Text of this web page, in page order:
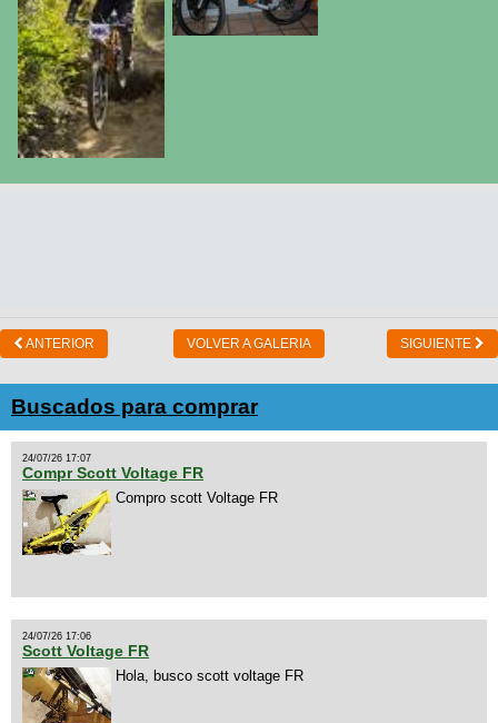
ANTERIOR VOLVER A GALERIA SIGUIENTE
Buscados para comprar
24/07/26 17:07
Compr Scott Voltage FR
Compro scott Voltage FR
24/07/26 17:06
Scott Voltage FR
Hola, busco scott voltage FR